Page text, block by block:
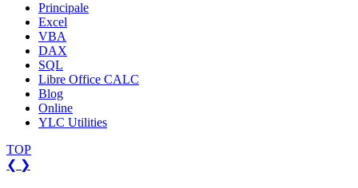
Principale
Excel
VBA
DAX
SQL
Libre Office CALC
Blog
Online
YLC Utilities
TOP
❮ ❯